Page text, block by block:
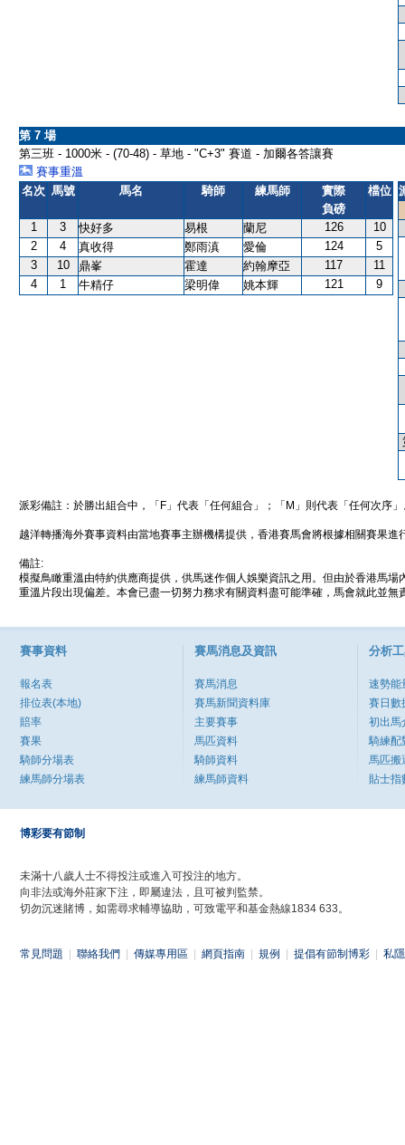
第 7 場
第三班 - 1000米 - (70-48) - 草地 - "C+3" 賽道 - 加爾各答讓賽
賽事重溫
名次 馬號 馬名 騎師 練馬師
實際
負磅
檔位
1 3 快好多 易根 蘭尼 126
10
2
4 真收得 鄭雨滇 愛倫 124
5
3
10 鼎峯 霍達 約翰摩亞 117
11
4
1 牛精仔 梁明偉 姚本輝 121 9
派彩備註：於勝出組合中，「F」代表「任何組合」；「M」則代表「任何次序
越洋轉播海外賽事資料由當地賽事主辦機構提供，香港賽馬會將根據相關賽果進
備註:
模擬鳥瞰重溫由特約供應商提供，供馬迷作個人娛樂資訊之用。但由於香港馬
重溫片段出現偏差。本會已盡一切努力務求有關資料盡可能準確，馬會就此並
賽事資料
報名表
排位表(本地)
賠率
賽果
騎師分場表
練馬師分場表
賽馬消息及資訊
賽馬消息
賽馬新聞資料庫
主要賽事
馬匹資料
騎師資料
練馬師資料
分析
速勢能
賽日數
初出馬
騎練配
馬匹搬
貼士指
博彩要有節制
未滿十八歲人士不得投注或進入可投注的地方。
向非法或海外莊家下注，即屬違法，且可被判監禁。
切勿沉迷賭博，如需尋求輔導協助，可致電平和基金熱線1834 633。
常見問題 聯絡我們 傳媒專用區 網頁指南 規例 提倡有節制博彩 私